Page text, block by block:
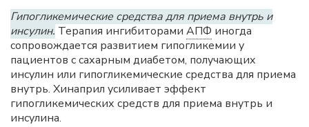
Гипогликемические средства для приема внутрь и
инсулин. Терапия ингибиторами АПФ иногда
сопровождается развитием гипогликемии у
пациентов с сахарным диабетом, получающих
инсулин или гипогликемические средства для приема
внутрь. Хинаприл усиливает эффект
гипогликемических средств для приема внутрь и
инсулина.